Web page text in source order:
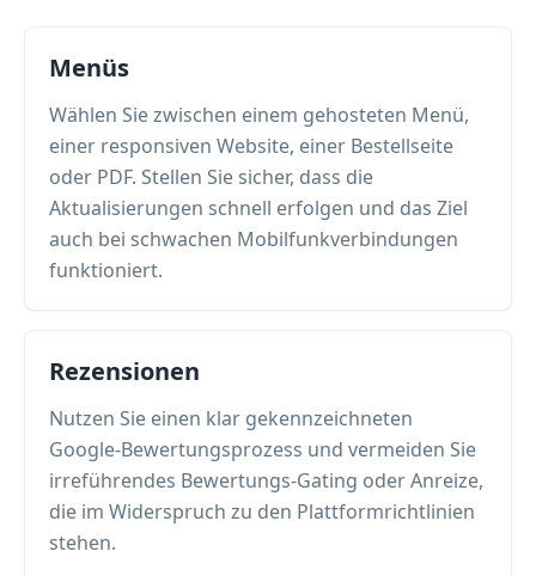
Menüs
Wählen Sie zwischen einem gehosteten Menü,
einer responsiven Website, einer Bestellseite
oder PDF. Stellen Sie sicher, dass die
Aktualisierungen schnell erfolgen und das Ziel
auch bei schwachen Mobilfunkverbindungen
funktioniert.
Rezensionen
Nutzen Sie einen klar gekennzeichneten
Google-Bewertungsprozess und vermeiden Sie
irreführendes Bewertungs-Gating oder Anreize,
die im Widerspruch zu den Plattformrichtlinien
stehen.